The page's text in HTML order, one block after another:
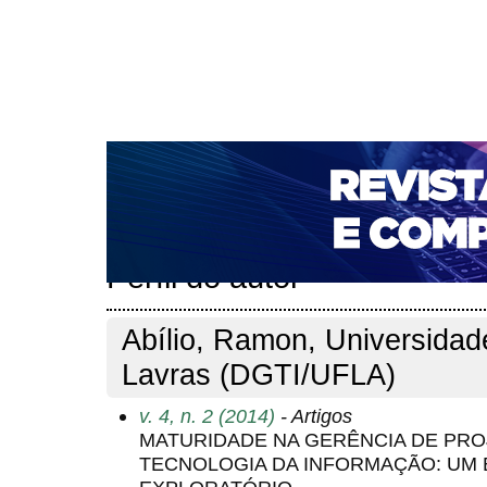
CAPA SOBRE ACESSO CADASTRO
NOTÍCIAS
PORTAL DE REVISTAS DA UNIFACS
PARA AVALIADORES
NOVA SUBMISSÃO
Perfil do autor
Abílio, Ramon,
Lavras (DGTI/UFLA)
v. 4, n. 2 (2014) - Artigos
MATURIDADE NA GERÊNCIA DE
TECNOLOGIA DA INFORMAÇÃO: UM